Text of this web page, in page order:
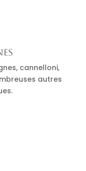
cannelloni,
autres